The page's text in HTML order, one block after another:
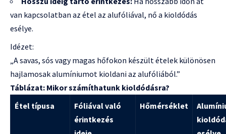
van kapcsolatban az étel az alufóliával, nő a kioldódás
esélye.
Idézet:
„A savas, sós vagy magas hőfokon készült ételek különösen
hajlamosak alumíniumot kioldani az alufóliából.”
Táblázat: Mikor számíthatunk kioldódásra?
Étel típusa
Fóliával való
érintkezés
Hőmérséklet